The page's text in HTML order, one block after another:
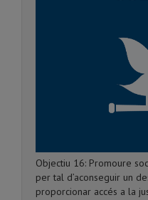
Objectiu 16: Promoure
per tal d’aconseguir un
proporcionar accés a la